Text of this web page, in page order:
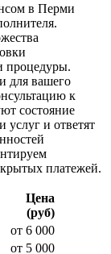
в Перми
процедуры.
для вашего
к
состояние
услуг и ответят
платежей.
Цена
(руб)
от 6 000
от 5 000